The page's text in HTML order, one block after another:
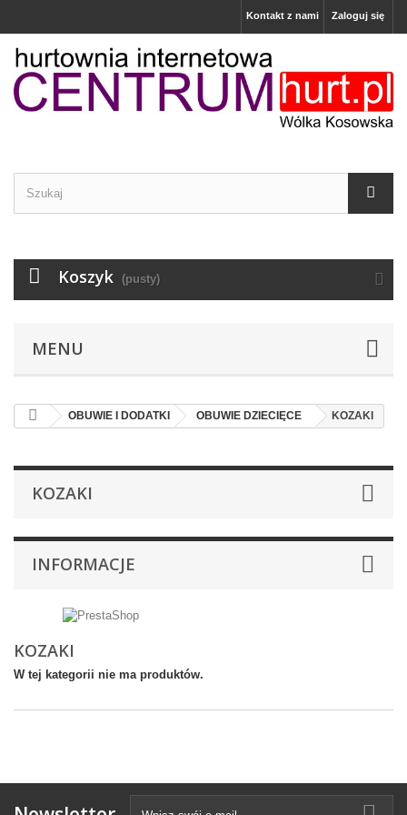
Zaloguj się
Kontakt z nami
Koszyk (pusty)
MENU
OBUWIE I DODATKI OBUWIE DZIECIĘCE KOZAKI
KOZAKI
INFORMACJE
KOZAKI
W tej kategorii nie ma produktów.